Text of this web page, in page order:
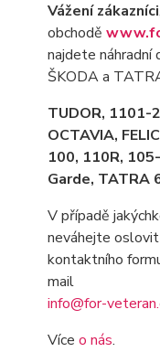
Vážení zákazníci
obchodě
najdete náhradní
ŠKODA a
TUDOR, 1101-
OCTAVIA,
100, 110R,
Garde, TATRA
V případě
neváhejte
kontaktního
mail
info@for-
Více o nás.